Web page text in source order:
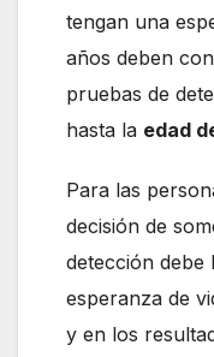
tengan una
años deben
pruebas de
hasta la edad
Para las
decisión de
detección debe
esperanza de
y en los